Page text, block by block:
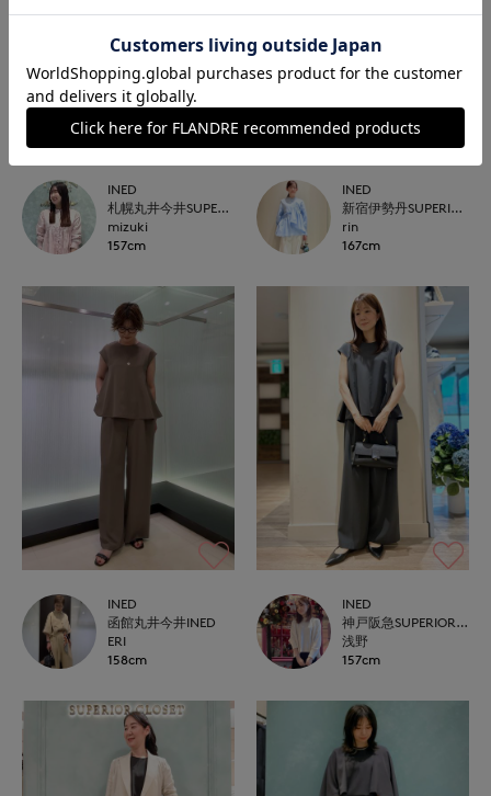
INED
札幌丸井今井SUPERIOR CLOSET
mizuki
157cm
INED
新宿伊勢丹SUPERIOR CLOSET
rin
167cm
INED
函館丸井今井INED
ERI
158cm
INED
神戸阪急SUPERIORCLOSET
浅野
157cm